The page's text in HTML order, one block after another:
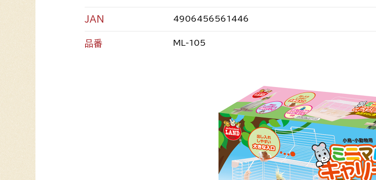
JAN 4906456561446
品番 ML-105